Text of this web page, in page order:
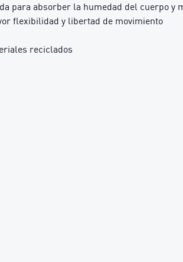
para absorber la humedad del cuerpo
flexibilidad y libertad de movimiento
reciclados